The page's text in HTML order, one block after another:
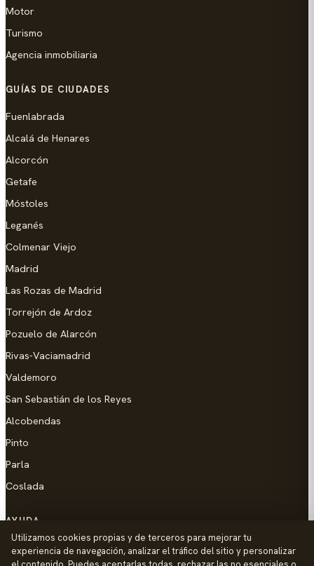
Motor
Turismo
Agencia inmobiliaria
GUÍAS DE CIUDADES
Fuenlabrada
Alcalá de Henares
Alcorcón
Getafe
Móstoles
Leganés
Colmenar Viejo
Madrid
Las Rozas de Madrid
Torrejón de Ardoz
Pozuelo de Alarcón
Rivas-Vaciamadrid
Valdemoro
San Sebastián de los Reyes
Alcobendas
Pinto
Parla
Coslada
AYUDA
Añadir empresa
Utilizamos cookies propias y de terceros para mejorar tu
experiencia de navegación, analizar el tráfico del sitio y personalizar